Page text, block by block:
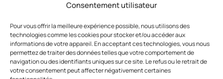
Consentement utilisateur
Pour vous offrir la meilleure expérience possible, nous utilisons des
technologies comme les cookies pour stocker et/ou accéder aux
informations de votre appareil. En acceptant ces technologies, vous nous
permettez de traiter des données telles que votre comportement de
navigation ou des identifiants uniques sur ce site. Le refus ou le retrait de
votre consentement peut affecter négativement certaines
Les paiements effectués sur www.leclaireur-coiffeurs.com
PCI-DSS.
Nous n’avons jamais accès au numéro complet de votre
carte bancaire.